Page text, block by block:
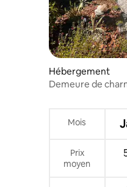
Hébergement
Demeure de
Mois
Prix
moyen